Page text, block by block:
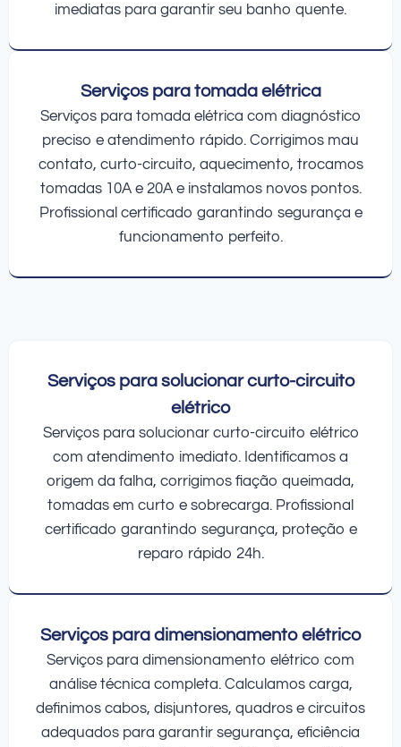
imediatas para garantir seu banho quente.
Serviços para tomada elétrica
Serviços para tomada elétrica com diagnóstico
preciso e atendimento rápido. Corrigimos mau
contato, curto-circuito, aquecimento, trocamos
tomadas 10A e 20A e instalamos novos pontos.
Profissional certificado garantindo segurança e
funcionamento perfeito.
Serviços para solucionar curto-circuito
elétrico
Serviços para solucionar curto-circuito elétrico
com atendimento imediato. Identificamos a
origem da falha, corrigimos fiação queimada,
tomadas em curto e sobrecarga. Profissional
certificado garantindo segurança, proteção e
reparo rápido 24h.
Serviços para dimensionamento elétrico
Serviços para dimensionamento elétrico com
análise técnica completa. Calculamos carga,
definimos cabos, disjuntores, quadros e circuitos
adequados para garantir segurança, eficiência